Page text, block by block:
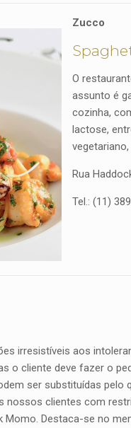
Zucco
O
assunto é
cozinha,
lactose,
Rua
Tel.: (11)
irresistíveis aos
o cliente deve fazer o
ser substituídas
nossos clientes com
Momo. Destaca-se no